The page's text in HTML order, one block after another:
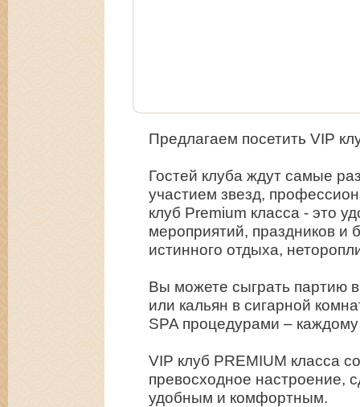
Предлагаем посетить VIP
Гостей клуба ждут самые
участием звезд,
клуб Premium класса - это
мероприятий, праздников и
истинного отдыха,
Вы можете сыграть партию
или кальян в сигарной
SPA процедурами –
VIP клуб PREMIUM класса
превосходное настроение,
удобным и комфортным.